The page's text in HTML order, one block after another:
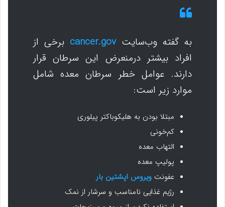
به گفته وب‌سایتcancer.gov برخی از
افراد بیشتر درمنعرض این سرطان قرار
دارند. عوامل خطر سرطان معده شامل
موارد زیر است:
مبتلا بودن به هلیکوباکتر پیلوری
کم‌خونی
التهاب معده
پولیپ معده
عفونت ویروس اپشتین بار
رژیم غذایی نامناسب و سرشار از نمک